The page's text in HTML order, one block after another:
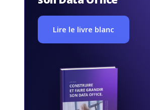
Lire le livre blanc